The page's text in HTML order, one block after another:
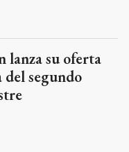
lanza su oferta
segundo